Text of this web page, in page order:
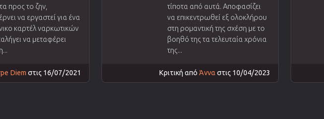
προς το ζην,
να εργαστεί για ένα
καρτέλ ναρκωτικών
να μεταφέρει
Diem στις 16/07/2021
τίποτα από αυτά. Αποφασίζει
να επικεντρωθεί εξ ολοκλήρου
στη ρομαντική της σχέση με το
βοηθό της τα τελευταία χρόνια
της...
Κριτική από Άννα στις 10/04/2023